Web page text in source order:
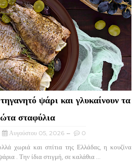
ψάρι και γλυκαίνουν τα
σταφύλια
Αυγούστου 05, 2026 0
χωριά και σπίτια της Ελλάδας, η κουζίνα
. Την ίδια στιγμή, σε καλάθια ...